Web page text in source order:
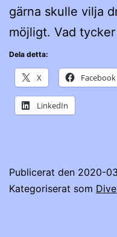
gärna skulle vilja
möjligt. Vad tycker
Dela detta:
X Facebook
LinkedIn
Publicerat den 2020-
Kategoriserat som